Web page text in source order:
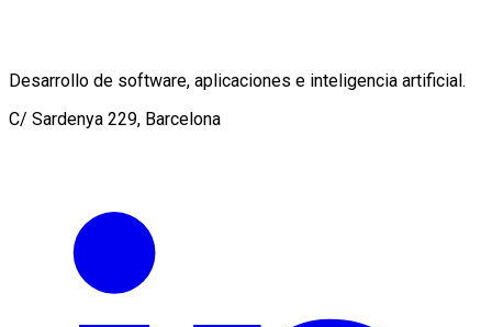
Desarrollo de software, aplicaciones e inteligencia artificial.
C/ Sardenya 229, Barcelona